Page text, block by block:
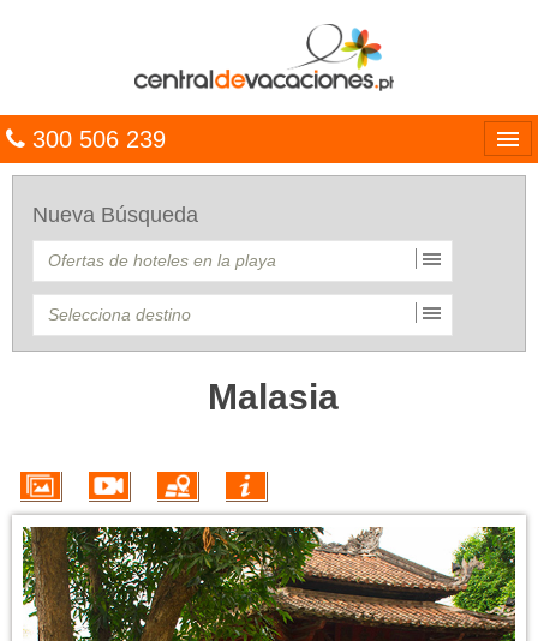
300 506 239
TRIP PLANNER
PACOTES
CRUZEIROS
PROMOÇÕES
HOTÉIS
Nueva Búsqueda
Malasia